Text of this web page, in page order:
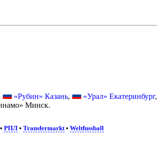
«Рубин» Казань, «Урал» Екатеринбург,
Минск.
•РПЛ •Transfermarkt•Weltfussball